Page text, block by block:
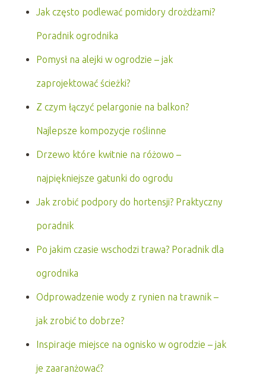
Jak często podlewać pomidory drożdżami?
Poradnik ogrodnika
Pomysł na alejki w ogrodzie – jak
zaprojektować ścieżki?
Z czym łączyć pelargonie na balkon?
Najlepsze kompozycje roślinne
Drzewo które kwitnie na różowo –
najpiękniejsze gatunki do ogrodu
Jak zrobić podpory do hortensji? Praktyczny
poradnik
Po jakim czasie wschodzi trawa? Poradnik dla
ogrodnika
Odprowadzenie wody z rynien na trawnik –
jak zrobić to dobrze?
Inspiracje miejsce na ognisko w ogrodzie – jak
je zaaranżować?